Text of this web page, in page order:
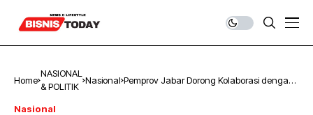
Home
NASIONAL
& POLITIK
Nasional Pemprov Jabar Dorong Kolaborasi dengan
Nasional